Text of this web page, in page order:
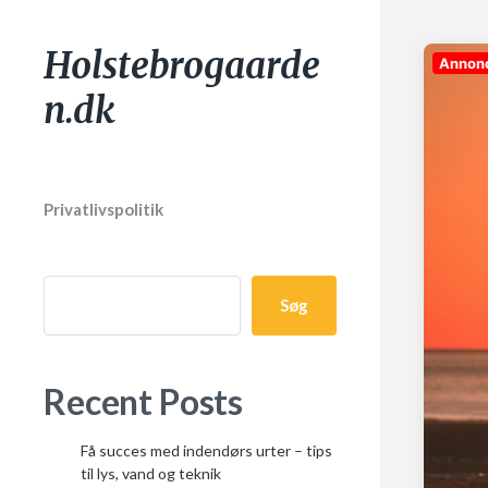
Holstebrogaarde
n.dk
Privatlivspolitik
Søg
Recent Posts
Få succes med indendørs urter – tips
til lys, vand og teknik